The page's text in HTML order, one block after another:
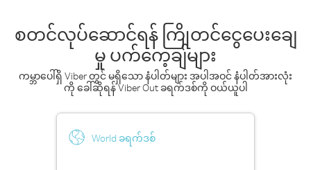
စတင်လုပ်ဆောင်ရန် ကြိုတင်ငွေပေးချေ
မှု ပက်ကေ့ချ်များ
ကမ္ဘာပေါ်ရှိ Viber တွင် မရှိသော နံပါတ်များ အပါအဝင် နံပါတ်အားလုံး
ကို ခေါ်ဆိုရန် Viber Out ခရက်ဒစ်ကို ဝယ်ယူပါ
World ခရက်ဒစ်